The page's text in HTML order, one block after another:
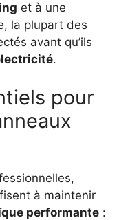
et à une
la plupart des
avant qu’ils
.
pour
à maintenir
performante :